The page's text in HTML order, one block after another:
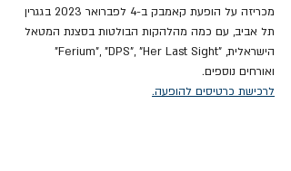
מכריזה על הופעת קאמבק ב-4 לפברואר 2023 בגגרין
תל אביב, עם כמה מהלהקות הבולטות בסצנת המטאל
הישראלית, "Ferium", "DPS", "Her Last Sight"
ואורחים נוספים.
לרכישת כרטיסים להופעה.